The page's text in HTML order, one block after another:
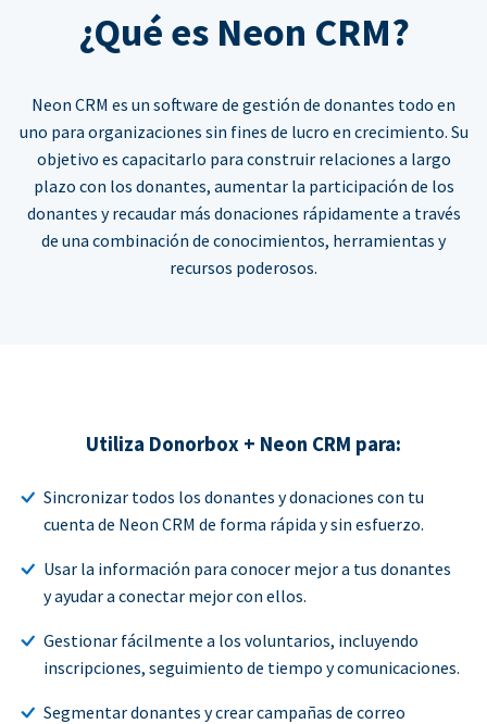
¿Qué es Neon CRM?
Neon CRM es un software de gestión de donantes todo en
uno para organizaciones sin fines de lucro en crecimiento. Su
objetivo es capacitarlo para construir relaciones a largo
plazo con los donantes, aumentar la participación de los
donantes y recaudar más donaciones rápidamente a través
de una combinación de conocimientos, herramientas y
recursos poderosos.
Utiliza Donorbox + Neon CRM para:
Sincronizar todos los donantes y donaciones con tu
cuenta de Neon CRM de forma rápida y sin esfuerzo.
Usar la información para conocer mejor a tus donantes
y ayudar a conectar mejor con ellos.
Gestionar fácilmente a los voluntarios, incluyendo
inscripciones, seguimiento de tiempo y comunicaciones.
Segmentar donantes y crear campañas de correo